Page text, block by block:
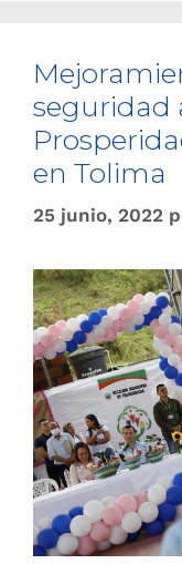
seguridad
en Tolima
25 junio, 2022